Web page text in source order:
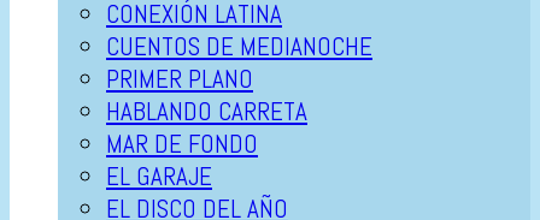
CONEXIÓN LATINA
CUENTOS DE MEDIANOCHE
PRIMER PLANO
HABLANDO CARRETA
MAR DE FONDO
EL GARAJE
EL DISCO DEL AÑO